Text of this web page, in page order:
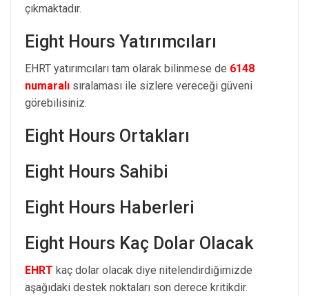
çıkmaktadır.
Eight Hours Yatırımcıları
EHRT yatırımcıları tam olarak bilinmese de 6148
numaralı sıralaması ile sizlere vereceği güveni
görebilisiniz.
Eight Hours Ortakları
Eight Hours Sahibi
Eight Hours Haberleri
Eight Hours Kaç Dolar Olacak
EHRT kaç dolar olacak diye nitelendirdiğimizde
aşağıdaki destek noktaları son derece kritikdir.